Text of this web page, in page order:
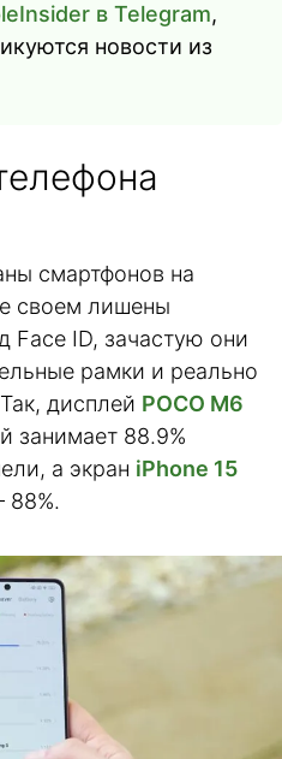
в Telegram,
новости из
смартфонов на
своем лишены
Face ID, зачастую они
рамки и реально
дисплей POCO M6
занимает 88.9%
а экран iPhone 15
88%.